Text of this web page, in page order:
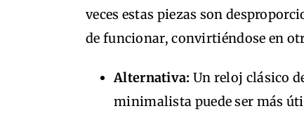
veces estas piezas son
de funcionar, convirtiéndose en
Alternativa: Un reloj clásico
minimalista puede ser más